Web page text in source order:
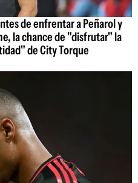
de enfrentar a Peñarol y
la chance de "disfrutar" la
de City Torque